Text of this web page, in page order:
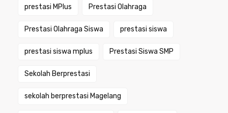
prestasi MPlus Prestasi Olahraga
Prestasi Olahraga Siswa prestasi siswa
prestasi siswa mplus Prestasi Siswa SMP
Sekolah Berprestasi
sekolah berprestasi Magelang